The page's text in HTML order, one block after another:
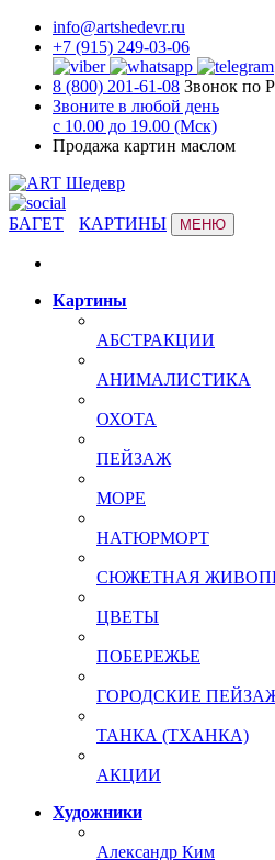
info@artshedevr.ru
+7 (915) 249-03-06
8 (800) 201-61-08 Звонок
Звоните в любой день
с 10.00 до 19.00 (Мск)
Продажа картин маслом
БАГЕТ КАРТИНЫ МЕНЮ
Картины
АБСТРАКЦИИ
АНИМАЛИСТИКА
ОХОТА
ПЕЙЗАЖ
МОРЕ
НАТЮРМОРТ
СЮЖЕТНАЯ
ЦВЕТЫ
ПОБЕРЕЖЬЕ
ГОРОДСКИЕ
ТАНКА (ТХАНКА)
АКЦИИ
Художники
Александр Ким